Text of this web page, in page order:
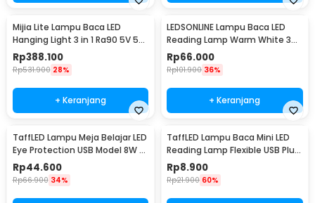
Mijia Lite Lampu Baca LED
Hanging Light 3 in 1 Ra90 5V 5W
with Remote - MJGJD01YL
Rp388.100
Rp531.900 28%
+ Keranjang
LEDSONLINE Lampu Baca LED
Reading Lamp Warm White 3W
with Switch - LED10
Rp66.000
Rp101.900 36%
+ Keranjang
TaffLED Lampu Meja Belajar LED
Eye Protection USB Model 8W 3
Color - T302
Rp44.600
Rp66.900 34%
TaffLED Lampu Baca Mini LED
Reading Lamp Flexible USB Plug
5V 1W Cool White - FM105
Rp8.900
Rp21.900 60%